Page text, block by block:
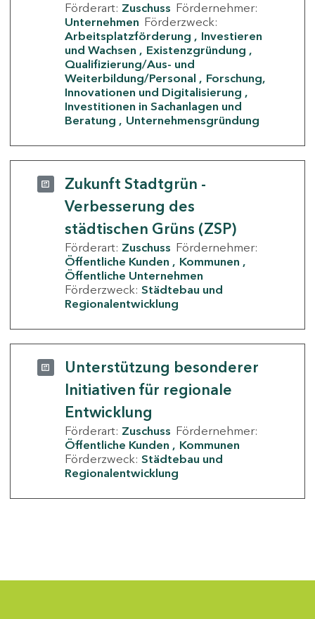
Förderart: Zuschuss Fördernehmer:
Unternehmen Förderzweck:
Arbeitsplatzförderung
Investieren
und Wachsen
Existenzgründung
Qualifizierung/Aus- und
Weiterbildung/Personal
Forschung,
Innovationen und Digitalisierung
Investitionen in Sachanlagen und
Beratung
Unternehmensgründung
Zukunft Stadtgrün -
Verbesserung des
städtischen Grüns (ZSP)
Förderart: Zuschuss Fördernehmer:
Öffentliche Kunden
Kommunen
Öffentliche Unternehmen
Förderzweck: Städtebau und
Regionalentwicklung
Unterstützung besonderer
Initiativen für regionale
Entwicklung
Förderart: Zuschuss Fördernehmer:
Öffentliche Kunden
Kommunen
Förderzweck: Städtebau und
Regionalentwicklung